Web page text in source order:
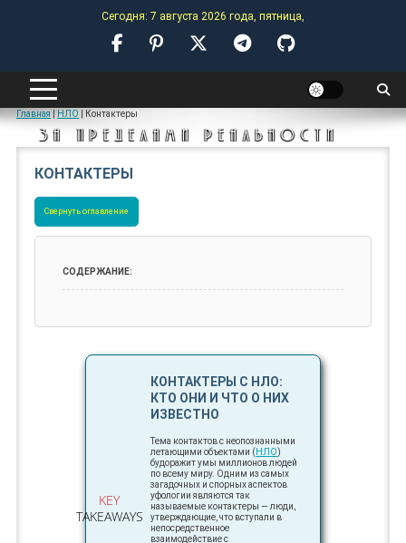
Сегодня: 7 августа 2026 года, пятница,
ANOMALY-HUB
ЗА ПРЕДЕЛАМИ РЕАЛЬНОСТИ
Главная НЛО Контактеры
КОНТАКТЕРЫ
Свернуть оглавление
KEY
TAKEAWAYS
КОНТАКТЕРЫ С НЛО:
КТО ОНИ И ЧТО О НИХ
ИЗВЕСТНО
Тема контактов с неопознанными
летающими объектами ( НЛО)
будоражит умы миллионов людей
по всему миру. Одним из самых
загадочных и спорных аспектов
уфологии являются так
называемые контактеры — люди,
утверждающие, что вступали в
непосредственное
взаимодействие с